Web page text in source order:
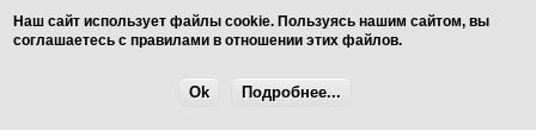
Наш сайт использует файлы cookie. Пользуясь нашим сайтом, вы
соглашаетесь с правилами в отношении этих файлов.
Ok Подробнее...